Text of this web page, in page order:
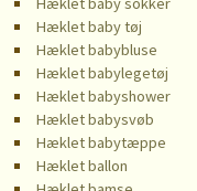
Hæklet baby tøj
Hæklet babybluse
Hæklet babylegetøj
Hæklet babyshower
Hæklet babysvøb
Hæklet babytæppe
Hæklet ballon